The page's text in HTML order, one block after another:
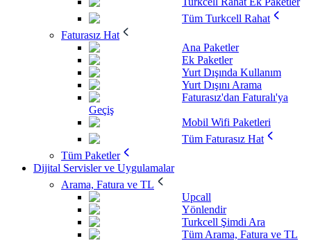
Tüm Turkcell Rahat
Faturasız Hat
Ana Paketler
Ek Paketler
Yurt Dışında Kullanım
Yurt Dışını Arama
Faturasız'dan Faturalı'ya
Geçiş
Mobil Wifi Paketleri
Tüm Faturasız Hat
Tüm Paketler
Dijital Servisler ve Uygulamalar
Arama, Fatura ve TL
Upcall
Yönlendir
Turkcell Şimdi Ara
Tüm Arama, Fatura ve TL